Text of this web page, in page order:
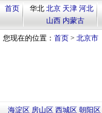
首页 华北 北京 天津 河北
山西 内蒙古
您现在的位置： 首页 > 北京市
海淀区 房山区 西城区 朝阳区